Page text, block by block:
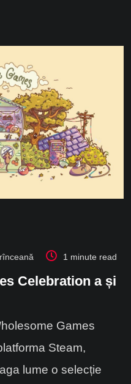
1 minute read
Celebration a și
Games
Steam,
lume o selecție